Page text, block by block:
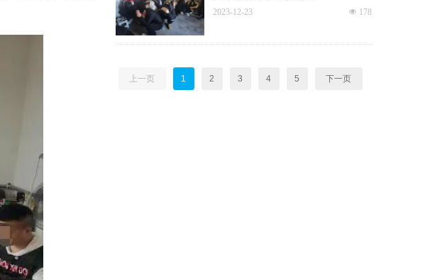
넶 178
2023-12-23
上一页 1 2 3 4 5 下一页